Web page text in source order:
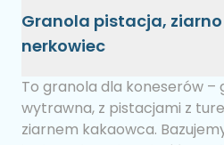
Granola pistacja,
nerkowiec
To granola dla koneserów –
wytrawna, z pistacjami z
ziarnem kakaowca.